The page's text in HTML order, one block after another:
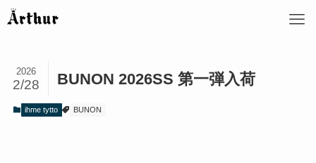
BUNON 2026SS 第一弾入荷
2026
2/28
ihme tytto BUNON